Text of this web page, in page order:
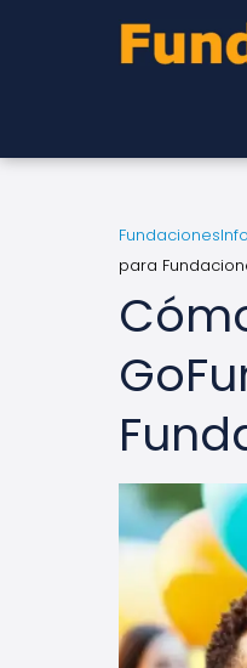
FundacionesInfo
para